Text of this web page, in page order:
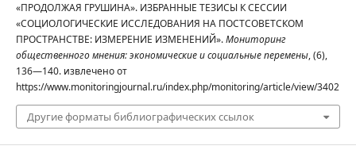
«ПРОДОЛЖАЯ ГРУШИНА». ИЗБРАННЫЕ ТЕЗИСЫ К СЕССИИ
«СОЦИОЛОГИЧЕСКИЕ ИССЛЕДОВАНИЯ НА ПОСТСОВЕТСКОМ
ПРОСТРАНСТВЕ: ИЗМЕРЕНИЕ ИЗМЕНЕНИЙ».Мониторинг
общественного мнения: экономические и социальные перемены, (6),
136—140. извлечено от
https://www.monitoringjournal.ru/index.php/monitoring/article/view/3402
Другие форматы библиографических ссылок